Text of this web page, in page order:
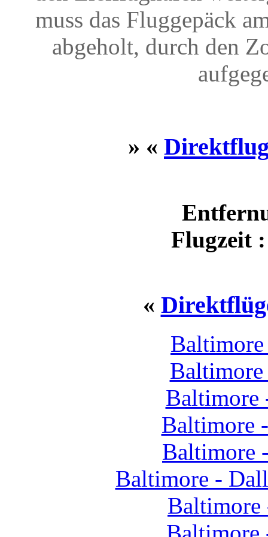
muss das Fluggepäck
abgeholt, durch den
» «
Flugzeit
«
Baltimore
Baltimore
Baltimore
Baltimore -
Baltimore